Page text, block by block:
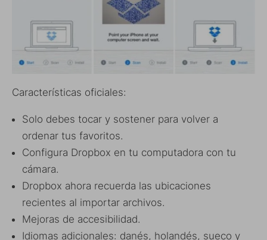
Características oficiales:
Solo debes tocar y sostener para volver a
ordenar tus favoritos.
Configura Dropbox en tu computadora con tu
cámara.
Dropbox ahora recuerda las ubicaciones
recientes al importar archivos.
Mejoras de accesibilidad.
Idiomas adicionales: danés, holandés, sueco y